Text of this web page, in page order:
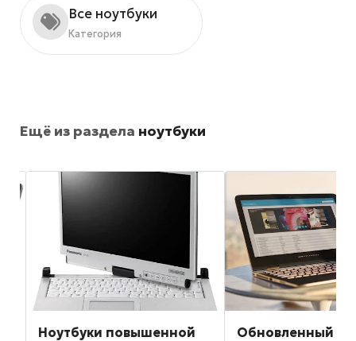
Все ноутбуки
Категория
Ещё из раздела ноутбуки
Ноутбуки повышенной
Обновленный